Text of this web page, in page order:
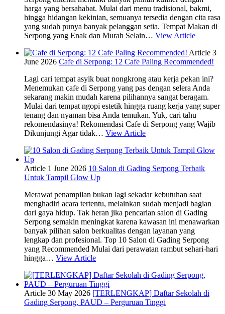
harga yang bersahabat. Mulai dari menu tradisional, bakmi,
hingga hidangan kekinian, semuanya tersedia dengan cita rasa
yang sudah punya banyak pelanggan setia. Tempat Makan di
Serpong yang Enak dan Murah Selain… View Article
Article 3
June 2026 Cafe di Serpong: 12 Cafe Paling Recommended!
Lagi cari tempat asyik buat nongkrong atau kerja pekan ini?
Menemukan cafe di Serpong yang pas dengan selera Anda
sekarang makin mudah karena pilihannya sangat beragam.
Mulai dari tempat ngopi estetik hingga ruang kerja yang super
tenang dan nyaman bisa Anda temukan. Yuk, cari tahu
rekomendasinya! Rekomendasi Cafe di Serpong yang Wajib
Dikunjungi Agar tidak… View Article
Article 1 June 2026 10 Salon di Gading Serpong Terbaik
Untuk Tampil Glow Up
Merawat penampilan bukan lagi sekadar kebutuhan saat
menghadiri acara tertentu, melainkan sudah menjadi bagian
dari gaya hidup. Tak heran jika pencarian salon di Gading
Serpong semakin meningkat karena kawasan ini menawarkan
banyak pilihan salon berkualitas dengan layanan yang
lengkap dan profesional. Top 10 Salon di Gading Serpong
yang Recommended Mulai dari perawatan rambut sehari-hari
hingga… View Article
Article 30 May 2026 [TERLENGKAP] Daftar Sekolah di
Gading Serpong, PAUD – Perguruan Tinggi